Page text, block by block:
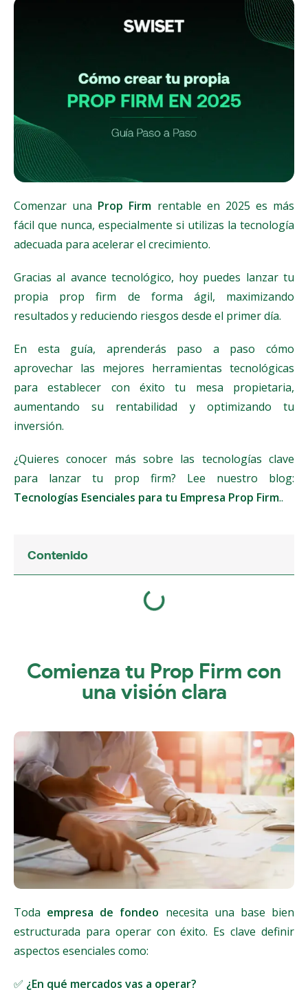
Comenzar una Prop Firm rentable en 2025 es más
fácil que nunca, especialmente si utilizas la tecnología
adecuada para acelerar el crecimiento.
Gracias al avance tecnológico, hoy puedes lanzar tu
propia prop firm de forma ágil, maximizando
resultados y reduciendo riesgos desde el primer día.
En esta guía, aprenderás paso a paso cómo
aprovechar las mejores herramientas tecnológicas
para establecer con éxito tu mesa propietaria,
aumentando su rentabilidad y optimizando tu
inversión.
¿Quieres conocer más sobre las tecnologías clave
para lanzar tu prop firm? Lee nuestro blog:
Tecnologías Esenciales para tu Empresa Prop Firm..
Contenido
Comienza tu Prop Firm con
una visión clara
Toda empresa de fondeo necesita una base bien
estructurada para operar con éxito. Es clave definir
aspectos esenciales como:
✅ ¿En qué mercados vas a operar?